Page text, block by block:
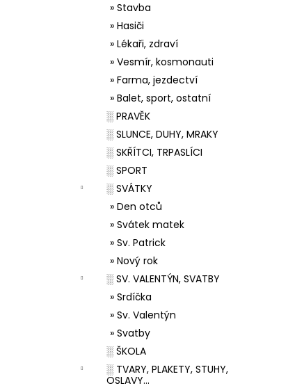
» Stavba
» Hasiči
» Lékaři, zdraví
» Vesmír, kosmonauti
» Farma, jezdectví
» Balet, sport, ostatní
░ PRAVĚK
░ SLUNCE, DUHY, MRAKY
░ SKŘÍTCI, TRPASLÍCI
░ SPORT
░ SVÁTKY
» Den otců
» Svátek matek
» Sv. Patrick
» Nový rok
░ SV. VALENTÝN, SVATBY
» Srdíčka
» Sv. Valentýn
» Svatby
░ ŠKOLA
░ TVARY, PLAKETY, STUHY,
OSLAVY...